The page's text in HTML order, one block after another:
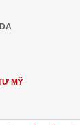
MỸ